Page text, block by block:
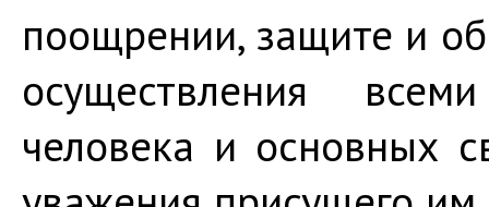
поощрении, защите и
осуществления
человека и основных